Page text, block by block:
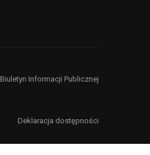
Biuletyn Informacji Publicznej
Deklaracja dostępności